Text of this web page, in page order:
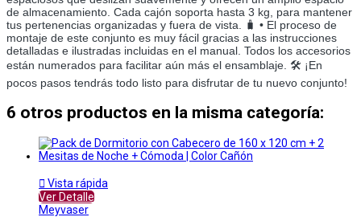
de almacenamiento. Cada cajón soporta hasta 3 kg, para mantener
tus pertenencias organizadas y fuera de vista. 🧳 • El proceso de
montaje de este conjunto es muy fácil gracias a las instrucciones
detalladas e ilustradas incluidas en el manual. Todos los accesorios
están numerados para facilitar aún más el ensamblaje. 🛠️ ¡En
pocos pasos tendrás todo listo para disfrutar de tu nuevo conjunto!
6 otros productos en la misma categoría:
 Vista rápida
Ver Detalle
Meyvaser